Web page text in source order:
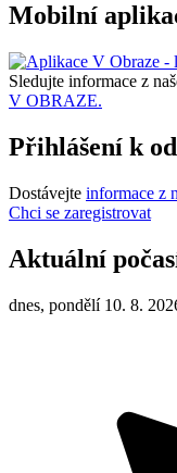
Mobilní
Sledujte informace z
V OBRAZE.
Přihlášení k
Dostávejte informace z
Chci se zaregistrovat
Aktuální
dnes, pondělí 10. 8.